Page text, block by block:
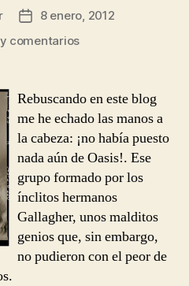
Fecha8 enero, 2012
comentariosen
Your
Heart
Out
Rebuscando en este blog
me he echado las manos a
la cabeza: ¡no había puesto
nada aún de Oasis!. Ese
grupo formado por los
ínclitos hermanos
Gallagher, unos malditos
genios que, sin embargo,
no pudieron con el peor de